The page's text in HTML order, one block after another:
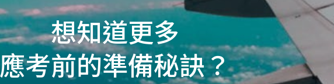
想知道更多
應考前的準備秘訣？